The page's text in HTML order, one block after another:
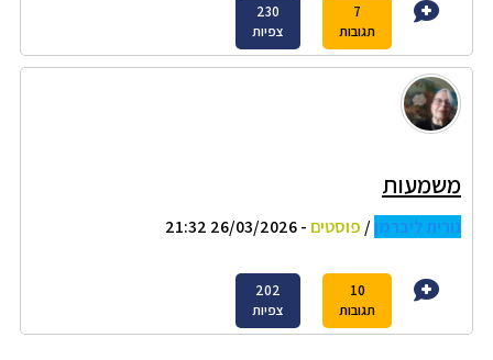
7
תגובות
230
צפיות
משמעות
נורית ליברמן/ פוסטים - 26/03/2026 21:32
10
תגובות
202
צפיות